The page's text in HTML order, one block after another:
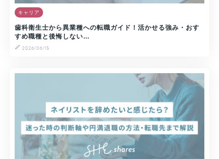
キャリア
歯科衛生士から異業種への転職ガイド！活かせる強み・おす
すめ職種と後悔しない…
2026/06/15